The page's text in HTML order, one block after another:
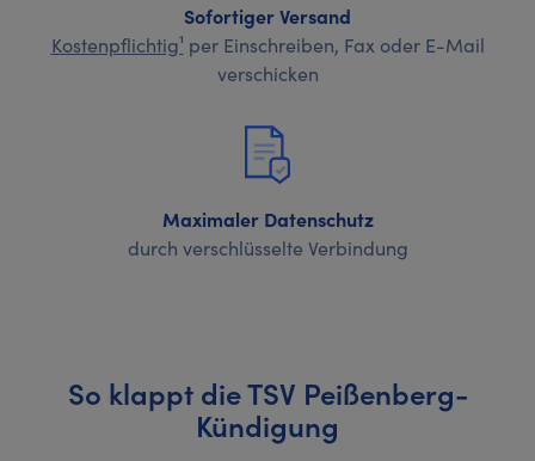
Sofortiger Versand
Kostenpflichtig¹ per Einschreiben, Fax oder E-Mail
verschicken
Maximaler Datenschutz
durch verschlüsselte Verbindung
So klappt die TSV Peißenberg-
Kündigung